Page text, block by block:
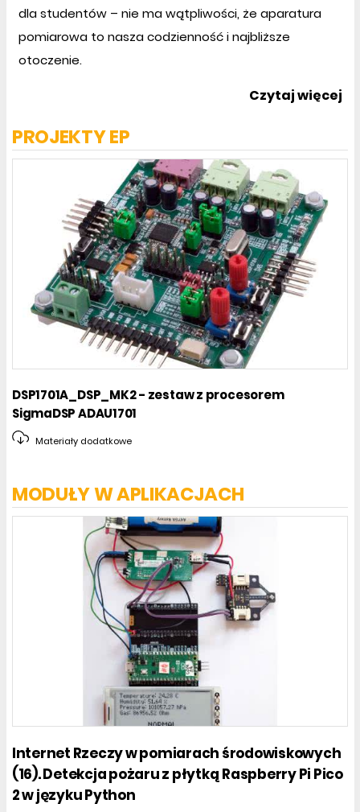
dla studentów – nie ma wątpliwości, że aparatura
pomiarowa to nasza codzienność i najbliższe
otoczenie.
Czytaj więcej
PROJEKTY EP
DSP1701A_DSP_MK2 - zestaw z procesorem
SigmaDSP ADAU1701
Materiały dodatkowe
MODUŁY W APLIKACJACH
Internet Rzeczy w pomiarach środowiskowych
(16). Detekcja pożaru z płytką Raspberry Pi Pico
2 w języku Python